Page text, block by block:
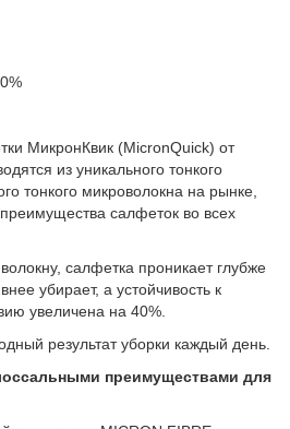
МикронКвик (MicronQuick) от
из уникального тонкого
тонкого микроволокна на рынке,
салфеток во всех
салфетка проникает глубже
убирает, а устойчивость к
увеличена на 40%.
результат уборки каждый день.
преимуществами для